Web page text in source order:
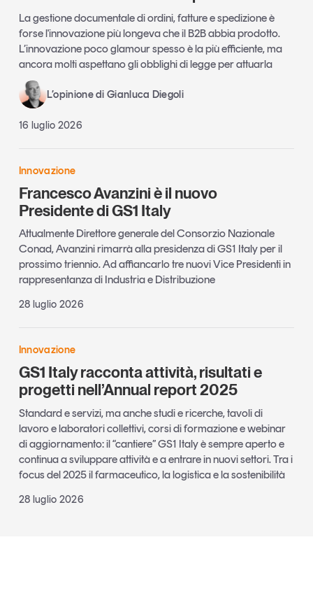
La gestione documentale di ordini, fatture e spedizione è
forse l'innovazione più longeva che il B2B abbia prodotto.
L’innovazione poco glamour spesso è la più efficiente, ma
ancora molti aspettano gli obblighi di legge per attuarla
L’opinione di Gianluca Diegoli
16 luglio 2026
Innovazione
Francesco Avanzini è il nuovo
Presidente di GS1 Italy
Attualmente Direttore generale del Consorzio Nazionale
Conad, Avanzini rimarrà alla presidenza di GS1 Italy per il
prossimo triennio. Ad affiancarlo tre nuovi Vice Presidenti in
rappresentanza di Industria e Distribuzione
28 luglio 2026
Innovazione
GS1 Italy racconta attività, risultati e
progetti nell’Annual report 2025
Standard e servizi, ma anche studi e ricerche, tavoli di
lavoro e laboratori collettivi, corsi di formazione e webinar
di aggiornamento: il “cantiere” GS1 Italy è sempre aperto e
continua a sviluppare attività e a entrare in nuovi settori. Tra i
focus del 2025 il farmaceutico, la logistica e la sostenibilità
28 luglio 2026